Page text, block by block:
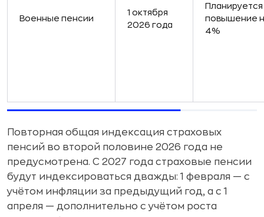
Военные пенсии
1 октября
2026 года
Планируется
повышение
4%
Повторная общая индексация страховых
пенсий во второй половине 2026 года не
предусмотрена. С 2027 года страховые пенсии
будут индексироваться дважды: 1 февраля — с
учётом инфляции за предыдущий год, а с 1
апреля — дополнительно с учётом роста